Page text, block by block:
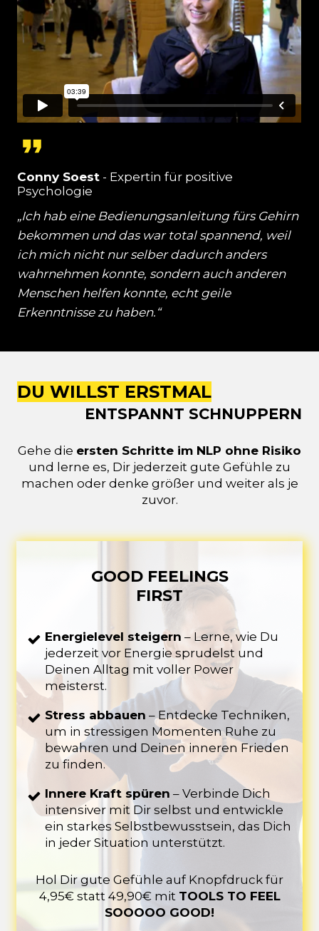
Conny Soest - Expertin für positive
Psychologie
„Ich hab eine Bedienungsanleitung fürs Gehirn
bekommen und das war total spannend, weil
ich mich nicht nur selber dadurch anders
wahrnehmen konnte, sondern auch anderen
Menschen helfen konnte, echt geile
Erkenntnisse zu haben.“
DU WILLST ERSTMAL
ENTSPANNT SCHNUPPERN
Gehe die ersten Schritte im NLP ohne Risiko
und lerne es, Dir jederzeit gute Gefühle zu
machen oder denke größer und weiter als je
zuvor.
GOOD FEELINGS
FIRST
Energielevel steigern – Lerne, wie Du
jederzeit vor Energie sprudelst und
Deinen Alltag mit voller Power
meisterst.
Stress abbauen – Entdecke Techniken,
um in stressigen Momenten Ruhe zu
bewahren und Deinen inneren Frieden
zu finden.
Innere Kraft spüren – Verbinde Dich
intensiver mit Dir selbst und entwickle
ein starkes Selbstbewusstsein, das Dich
in jeder Situation unterstützt.
Hol Dir gute Gefühle auf Knopfdruck für
4,95€ statt 49,90€ mit TOOLS TO FEEL
SOOOOO GOOD!